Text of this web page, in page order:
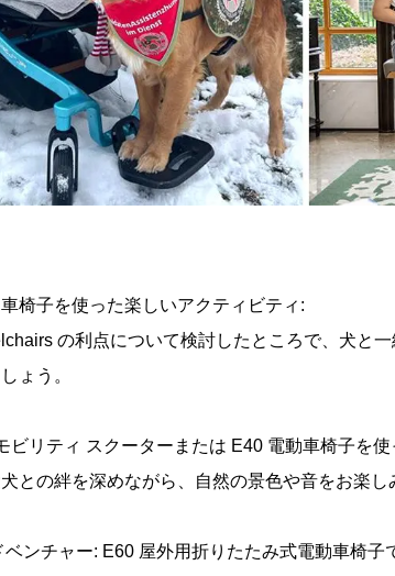
椅子を使った楽しいアクティビティ:
の利点について検討したところで、犬と
ょう。
ビリティ スクーターまたは E40 電動車椅子を
との絆を深めながら、自然の景色や音をお楽し
ベンチャー: E60 屋外用折りたたみ式電動車椅